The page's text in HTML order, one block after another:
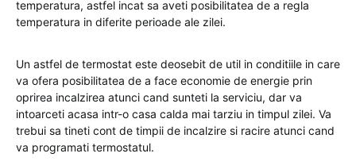
temperatura, astfel incat sa aveti posibilitatea de a regla
temperatura in diferite perioade ale zilei.
Un astfel de termostat este deosebit de util in conditiile in care
va ofera posibilitatea de a face economie de energie prin
oprirea incalzirea atunci cand sunteti la serviciu, dar va
intoarceti acasa intr-o casa calda mai tarziu in timpul zilei. Va
trebui sa tineti cont de timpii de incalzire si racire atunci cand
va programati termostatul.